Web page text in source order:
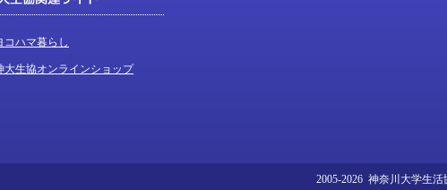
コハマ暮らし
大生協オンラインショップ
2005-2026 神奈川大学生活